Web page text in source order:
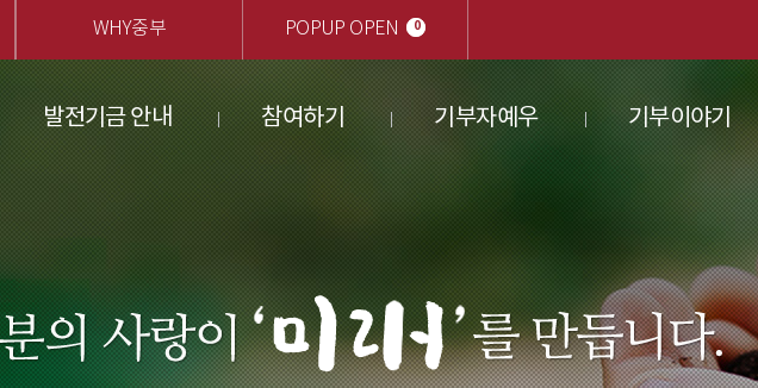
WHY중부 POPUP OPEN 0
발전기금 안내 참여하기 기부자예우 기부이야기